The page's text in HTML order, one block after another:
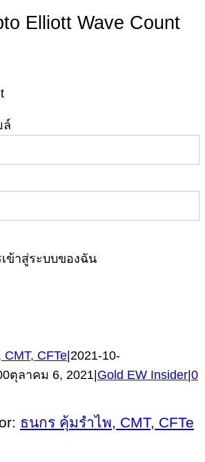
Elliott Wave Count
ล์
ข้าสู่ระบบของฉัน
CFTe|2021-10-
ตุลาคม 6, 2021|Gold EW Insider|0
ธนกร คุ้มรำไพ, CMT, CFTe